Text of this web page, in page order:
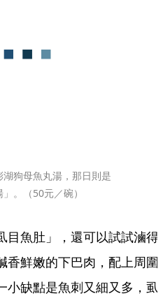
狗母魚丸湯，那日則是
。（50元／碗）
目魚肚」，還可以試試滷得
香鮮嫩的下巴肉，配上周圍
小缺點是魚刺又細又多，虱